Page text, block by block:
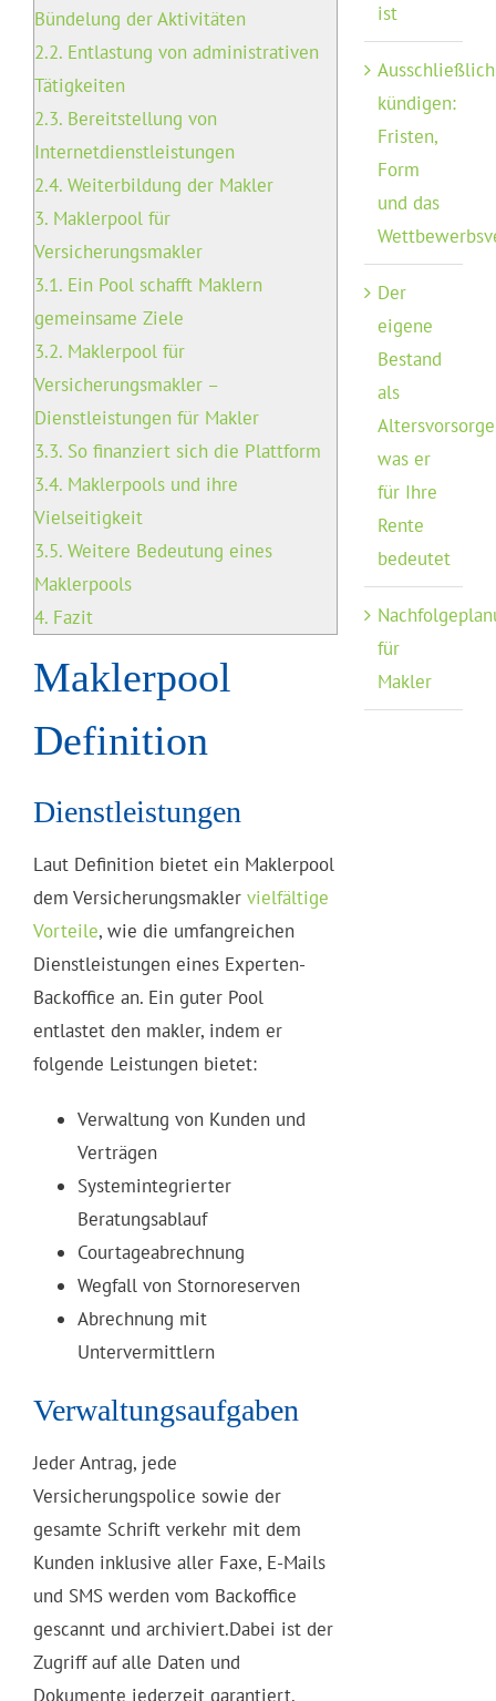
Bündelung der Aktivitäten
2.2. Entlastung von administrativen
Tätigkeiten
2.3. Bereitstellung von
Internetdienstleistungen
2.4. Weiterbildung der Makler
3. Maklerpool für
Versicherungsmakler
3.1. Ein Pool schafft Maklern
gemeinsame Ziele
3.2. Maklerpool für
Versicherungsmakler –
Dienstleistungen für Makler
3.3. So finanziert sich die Plattform
3.4. Maklerpools und ihre
Vielseitigkeit
3.5. Weitere Bedeutung eines
Maklerpools
4. Fazit
Maklerpool
Definition
Dienstleistungen
Laut Definition bietet ein Maklerpool
dem Versicherungsmakler vielfältige
Vorteile, wie die umfangreichen
Dienstleistungen eines Experten-
Backoffice an. Ein guter Pool
entlastet den makler, indem er
folgende Leistungen bietet:
Verwaltung von Kunden und
Verträgen
Systemintegrierter
Beratungsablauf
Courtageabrechnung
Wegfall von Stornoreserven
Abrechnung mit
Untervermittlern
Verwaltungsaufgaben
Jeder Antrag, jede
Versicherungspolice sowie der
gesamte Schrift verkehr mit dem
Kunden inklusive aller Faxe, E-Mails
und SMS werden vom Backoffice
gescannt und archiviert.Dabei ist der
Zugriff auf alle Daten und
Dokumente jederzeit garantiert.
ist
kündigen:
Fristen,
Form
und das
Der
eigene
Bestand
als
was er
für Ihre
Rente
bedeutet
für
Makler